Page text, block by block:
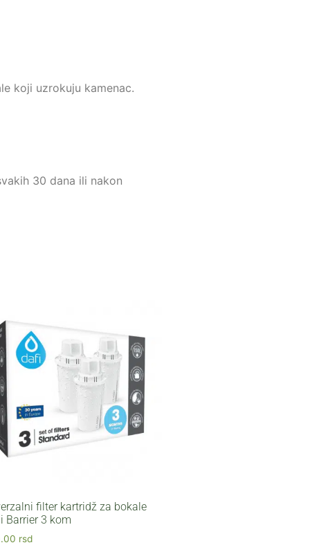
koji uzrokuju kamenac.
30 dana ili nakon
filter kartridž za bokale
Barrier 3 kom
rsd